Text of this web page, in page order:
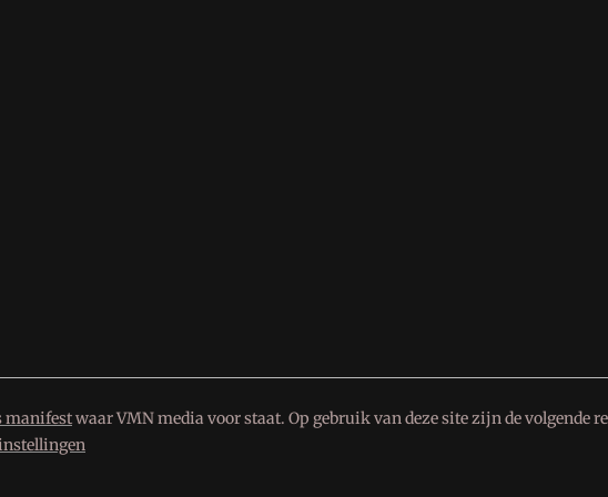
manifestwaar VMN media voor staat. Op gebruik van deze site zijn de volgende